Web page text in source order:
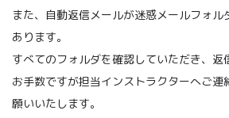
また、自動返信メールが迷惑メールフォル
あります。
すべてのフォルダを確認していただき、返
お手数ですが担当インストラクターへご連
願いいたします。